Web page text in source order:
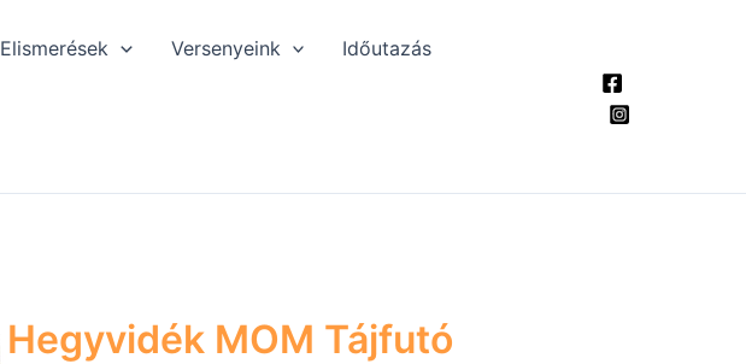
Elismerések Versenyeink Időutazás
Hegyvidék MOM Tájfutó